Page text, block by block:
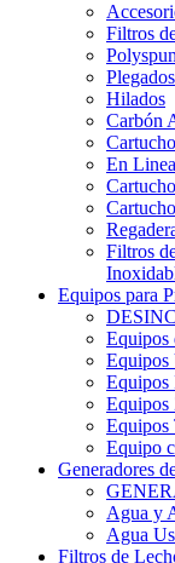
Filtros
Plegados
Hilados
Carbón
En Linea
Filtros
Equipos para
Equipos
Equipos
Equipos
Equipos
Equipos
Equipo
Generadores
Agua y
Agua
Filtros de